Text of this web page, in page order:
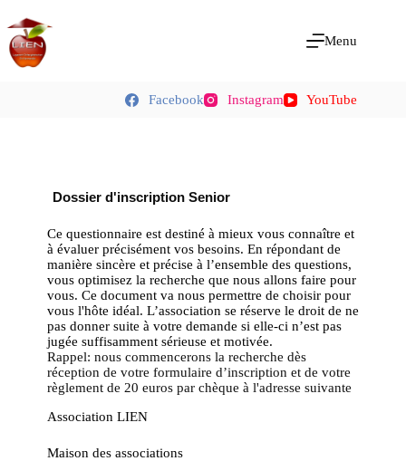
Menu
Facebook Instagram YouTube
Dossier d'inscription Senior
Ce questionnaire est destiné à mieux vous connaître et
à évaluer précisément vos besoins. En répondant de
manière sincère et précise à l’ensemble des questions,
vous optimisez la recherche que nous allons faire pour
vous. Ce document va nous permettre de choisir pour
vous l'hôte idéal. L’association se réserve le droit de ne
pas donner suite à votre demande si elle-ci n’est pas
jugée suffisamment sérieuse et motivée.
Rappel: nous commencerons la recherche dès
réception de votre formulaire d’inscription et de votre
règlement de 20 euros par chèque à l'adresse suivante
Association LIEN
Maison des associations